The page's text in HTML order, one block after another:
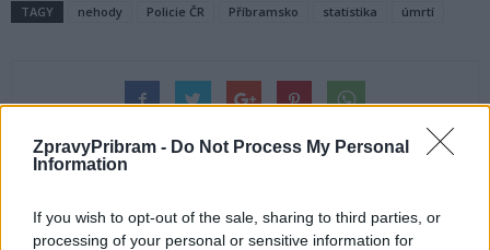
ZpravyPribram - Do Not Process My Personal
Information
If you wish to opt-out of the sale, sharing to third parties, or
processing of your personal or sensitive information for
TAGY nehody Policie ČR Příbramsko statistika úmrtí
Předchozí článek Následující článek